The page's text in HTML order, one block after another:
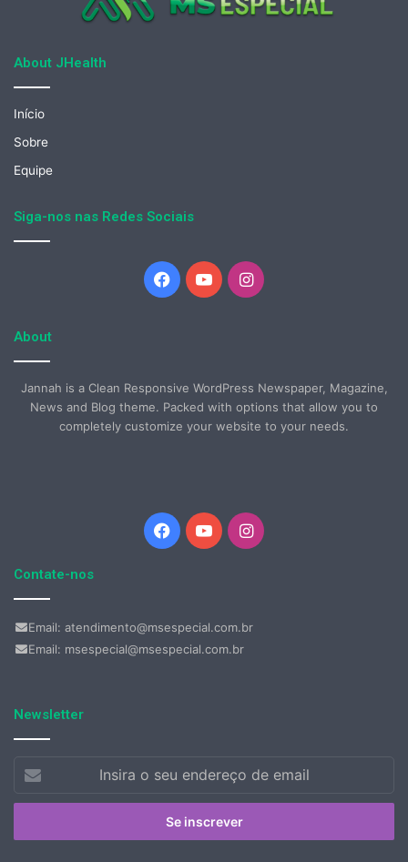
About JHealth
Início
Sobre
Equipe
Siga-nos nas Redes Sociais
Facebook
YouTubeInstagram
About
Jannah is a Clean Responsive WordPress Newspaper, Magazine,
News and Blog theme. Packed with options that allow you to
completely customize your website to your needs.
Facebook
YouTubeInstagram
Contate-nos
Email: atendimento@msespecial.com.br
Email: msespecial@msespecial.com.br
Newsletter
seu
de